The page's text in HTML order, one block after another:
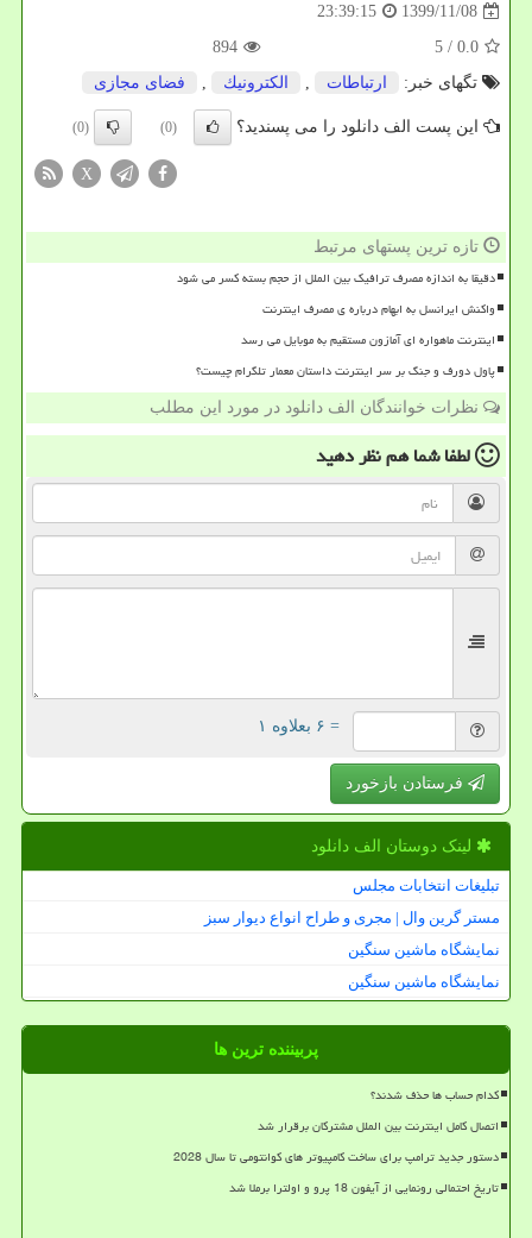
1399/11/08
23:39:15
0.0
/ 5
894
تگهای خبر:
ارتباطات , الكترونیك , فضای مجازی
این پست الف دانلود را می پسندید؟ (0)
(0)
X
تازه ترین پستهای مرتبط
دقیقا به اندازه مصرف ترافیک بین الملل از حجم بسته کسر می شود
واکنش ایرانسل به ابهام درباره ی مصرف اینترنت
اینترنت ماهواره ای آمازون مستقیم به موبایل می رسد
پاول دورف و جنگ بر سر اینترنت داستان معمار تلگرام چیست؟
نظرات خوانندگان الف دانلود در مورد این مطلب
لطفا شما همنظر دهید
= ۶ بعلاوه ۱
فرستادن بازخورد
لینک دوستان الف دانلود
تبلیغات انتخابات مجلس
مستر گرین وال | مجری و طراح انواع دیوار سبز
نمایشگاه ماشین سنگین
نمایشگاه ماشین سنگین
پربیننده ترین ها
کدام حساب ها حذف شدند؟
اتصال کامل اینترنت بین الملل مشترکان برقرار شد
دستور جدید ترامپ برای ساخت کامپیوتر های کوانتومی تا سال 2028
تاریخ احتمالی رونمایی از آیفون 18 پرو و اولترا برملا شد